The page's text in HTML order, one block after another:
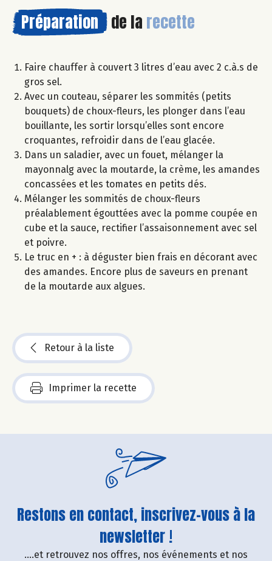
Préparation de la recette
Faire chauffer à couvert 3 litres d’eau avec 2 c.à.s de
gros sel.
Avec un couteau, séparer les sommités (petits
bouquets) de choux-fleurs, les plonger dans l’eau
bouillante, les sortir lorsqu’elles sont encore
croquantes, refroidir dans de l’eau glacée.
Dans un saladier, avec un fouet, mélanger la
mayonnalg avec la moutarde, la crème, les amandes
concassées et les tomates en petits dés.
Mélanger les sommités de choux-fleurs
préalablement égouttées avec la pomme coupée en
cube et la sauce, rectifier l’assaisonnement avec sel
et poivre.
Le truc en + : à déguster bien frais en décorant avec
des amandes. Encore plus de saveurs en prenant
de la moutarde aux algues.
Retour à la liste
Imprimer la recette
Restons en contact, inscrivez-vous à la
newsletter !
....et retrouvez nos offres, nos événements et nos